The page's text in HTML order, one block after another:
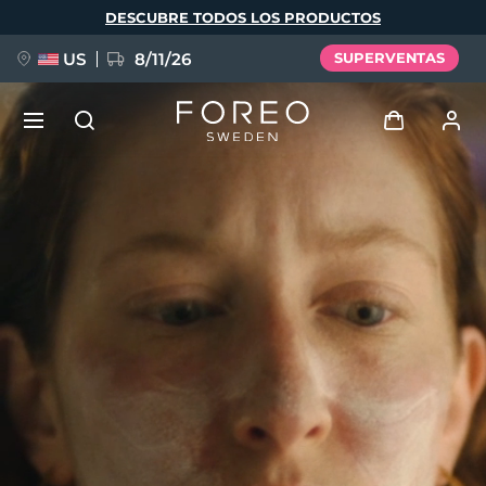
DESCUBRE TODOS LOS PRODUCTOS
US 8/11/26 SUPERVENTAS
Iniciar sesión
Perfil de usuario
Mis dispositivos
Mis pedidos
Mis direcciones
Mis suscripciones
FAQ™ Pure Beauty-Tech Elixir
BREAKING NEWS
issa™ Teeth Whitening Set
Deutsch
Español
Italiano
Português
Русский
简体中文 繁體中文